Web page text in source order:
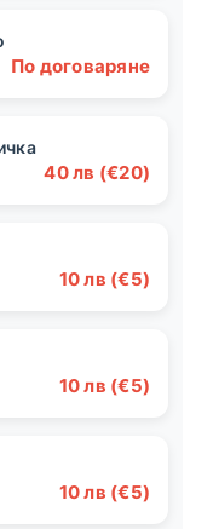
По договаряне
40 лв (€20)
10 лв (€5)
10 лв (€5)
10 лв (€5)